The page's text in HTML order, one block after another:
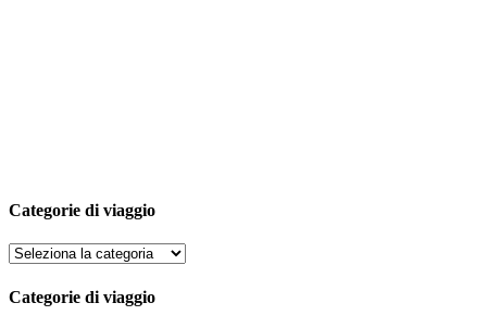
Categorie di viaggio
Categorie di viaggio